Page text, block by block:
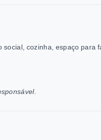
cozinha, espaço para